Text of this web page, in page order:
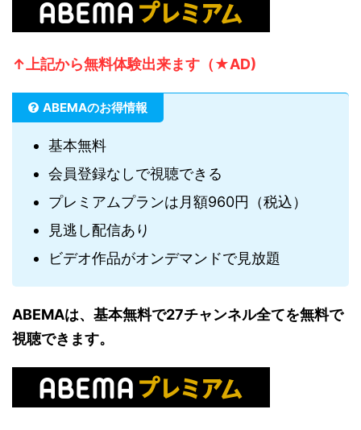
↑上記から無料体験出来ます（★AD)
ABEMAのお得情報
基本無料
会員登録なしで視聴できる
プレミアムプランは月額960円（税込）
見逃し配信あり
ビデオ作品がオンデマンドで見放題
ABEMAは、基本無料で27チャンネル全てを無料で
視聴できます。